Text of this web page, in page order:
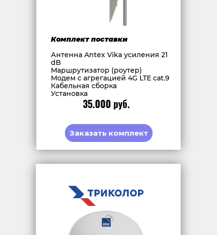
Комплект поставки
Антенна Antex Vika усиления 21
dB
Маршрутизатор (роутер)
Модем с агрегацией 4G LTE cat.9
Кабельная сборка
Установка
35.000 руб.
Заказать комплект